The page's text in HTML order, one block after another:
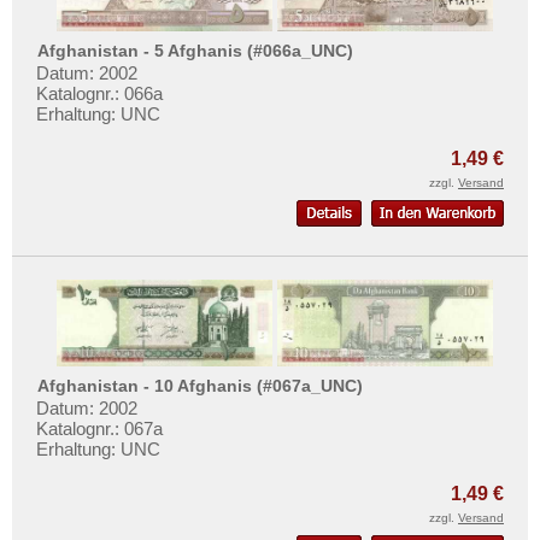
Seychellen
Sierra Leone
Somalia
Somaliland
Sudan
Swaziland
Tansania
Togo
Tschad
Tunesien
Afghanistan - 5 Afghanis (#066a_UNC)
Datum: 2002
Katalognr.: 066a
Erhaltung: UNC
1,49 €
zzgl. Versand
Afghanistan - 10 Afghanis (#067a_UNC)
Datum: 2002
Katalognr.: 067a
Erhaltung: UNC
1,49 €
zzgl. Versand